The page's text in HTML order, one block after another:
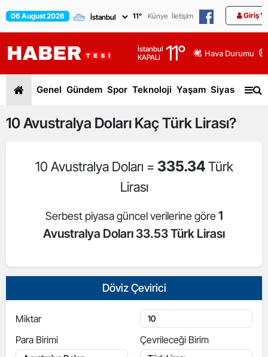
06 August 2026 11° Künye İletişim Giriş
İstanbul
KAPALI
11° Hava Durumu
Genel Gündem Spor Teknoloji Yaşam Siyaset
10Avustralya Doları Kaç Türk Lirası?
10 Avustralya Doları = 335.34Türk
Lirası
Serbest piyasa güncel verilerine göre 1
Avustralya Doları 33.53 Türk Lirası
Döviz Çevirici
Miktar
Para Birimi
Çevrileceği Birim